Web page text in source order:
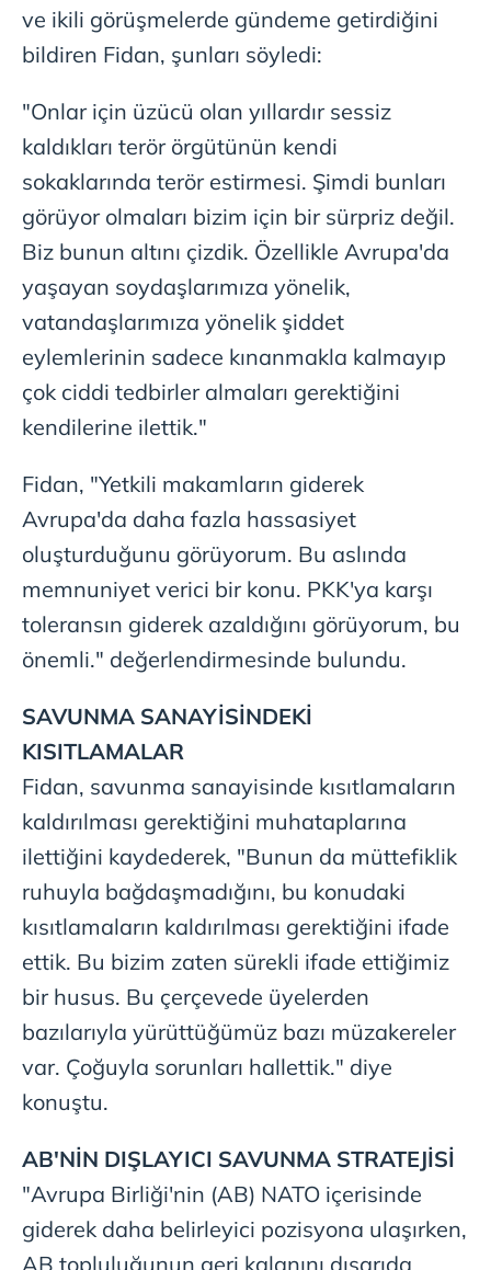
ve ikili görüşmelerde gündeme getirdiğini
bildiren Fidan, şunları söyledi:
"Onlar için üzücü olan yıllardır sessiz
kaldıkları terör örgütünün kendi
sokaklarında terör estirmesi. Şimdi bunları
görüyor olmaları bizim için bir sürpriz değil.
Biz bunun altını çizdik. Özellikle Avrupa'da
yaşayan soydaşlarımıza yönelik,
vatandaşlarımıza yönelik şiddet
eylemlerinin sadece kınanmakla kalmayıp
çok ciddi tedbirler almaları gerektiğini
kendilerine ilettik."
Fidan, "Yetkili makamların giderek
Avrupa'da daha fazla hassasiyet
oluşturduğunu görüyorum. Bu aslında
memnuniyet verici bir konu. PKK'ya karşı
toleransın giderek azaldığını görüyorum, bu
önemli." değerlendirmesinde bulundu.
SAVUNMA SANAYİSİNDEKİ
KISITLAMALAR
Fidan, savunma sanayisinde kısıtlamaların
kaldırılması gerektiğini muhataplarına
ilettiğini kaydederek, "Bunun da müttefiklik
ruhuyla bağdaşmadığını, bu konudaki
kısıtlamaların kaldırılması gerektiğini ifade
ettik. Bu bizim zaten sürekli ifade ettiğimiz
bir husus. Bu çerçevede üyelerden
bazılarıyla yürüttüğümüz bazı müzakereler
var. Çoğuyla sorunları hallettik." diye
konuştu.
AB'NİN DIŞLAYICI SAVUNMA STRATEJİSİ
"Avrupa Birliği'nin (AB) NATO içerisinde
giderek daha belirleyici pozisyona ulaşırken,
AB topluluğunun geri kalanını dışarıda